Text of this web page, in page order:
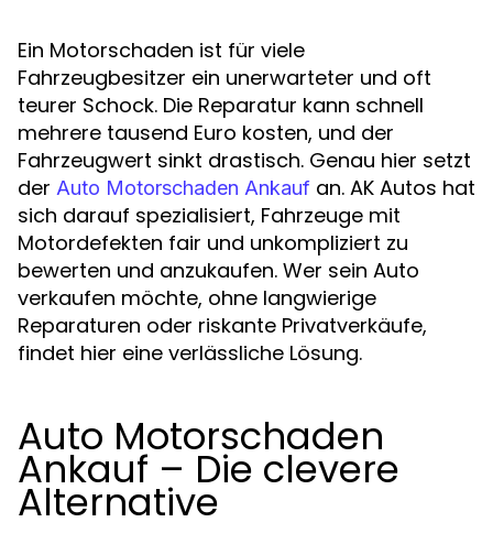
Ein Motorschaden ist für viele
Fahrzeugbesitzer ein unerwarteter und oft
teurer Schock. Die Reparatur kann schnell
mehrere tausend Euro kosten, und der
Fahrzeugwert sinkt drastisch. Genau hier setzt
der Auto Motorschaden Ankauf an. AK Autos hat
sich darauf spezialisiert, Fahrzeuge mit
Motordefekten fair und unkompliziert zu
bewerten und anzukaufen. Wer sein Auto
verkaufen möchte, ohne langwierige
Reparaturen oder riskante Privatverkäufe,
findet hier eine verlässliche Lösung.
Auto Motorschaden
Ankauf – Die clevere
Alternative